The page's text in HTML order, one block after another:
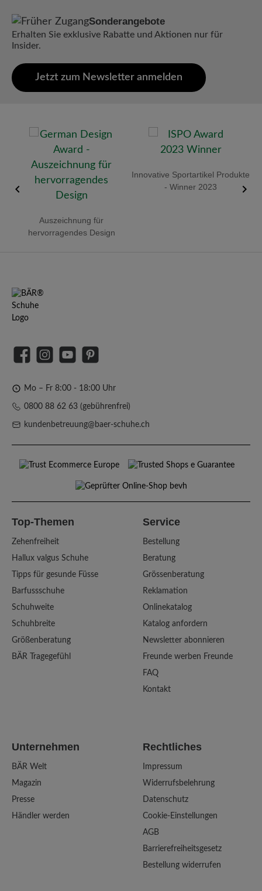
Sonderangebote
Erhalten Sie exklusive Rabatte und Aktionen nur für
Insider.
Jetzt zum Newsletter anmelden
Auszeichnung für
hervorragendes Design
Innovative Sportartikel Produkte
- Winner 2023
FacebookInstagramYouTubePinterest
Mo – Fr 8:00 - 18:00 Uhr
0800 88 62 63 (gebührenfrei)
kundenbetreuung@baer-schuhe.ch
Top-Themen
Zehenfreiheit
Hallux valgus Schuhe
Tipps für gesunde Füsse
Barfussschuhe
Schuhweite
Schuhbreite
Größenberatung
BÄR Tragegefühl
Service
Bestellung
Beratung
Grössenberatung
Reklamation
Onlinekatalog
Katalog anfordern
Newsletter abonnieren
Freunde werben Freunde
FAQ
Kontakt
Unternehmen
BÄR Welt
Magazin
Presse
Händler werden
Rechtliches
Impressum
Widerrufsbelehrung
Datenschutz
Cookie-Einstellungen
AGB
Barrierefreiheitsgesetz
Bestellung widerrufen